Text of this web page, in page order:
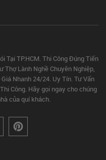
Tại TP.HCM. Thi Công Đúng Tiến
Thợ Lành Nghề Chuyên Nghiệp,
Nhanh 24/24. Uy Tín. Tư Vấn
Công. Hãy gọi ngay cho chúng
của quí khách.